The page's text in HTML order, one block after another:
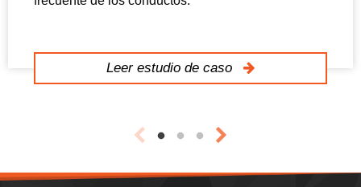
Leer estudio de caso